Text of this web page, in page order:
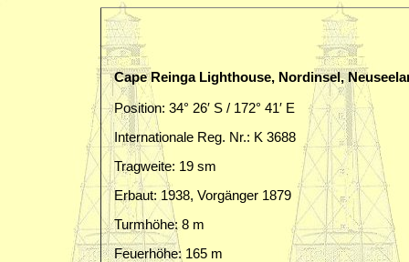
Cape Reinga Lighthouse, Nordinsel,
Position: 34° 26′ S / 172° 41′ E
Internationale Reg. Nr.: K 3688
Tragweite: 19 sm
Erbaut: 1938, Vorgänger 1879
Turmhöhe: 8 m
Feuerhöhe: 165 m